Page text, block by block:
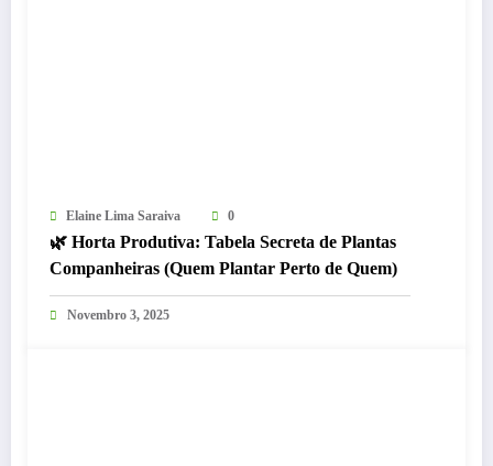
Elaine Lima Saraiva 0
🌿 Horta Produtiva: Tabela Secreta de Plantas
Companheiras (Quem Plantar Perto de Quem)
Novembro 3, 2025